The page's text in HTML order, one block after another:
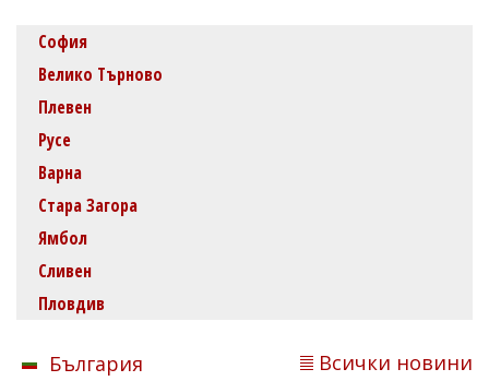
София
Велико Търново
Плевен
Русе
Варна
Стара Загора
Ямбол
Сливен
Пловдив
България Всички новини